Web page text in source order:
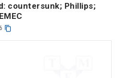
countersunk; Phillips;